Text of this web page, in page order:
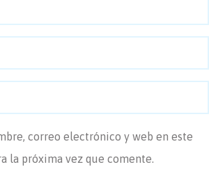
correo electrónico y web en este
la próxima vez que comente.